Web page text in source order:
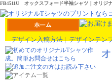
FB4511U オックスフォード半袖シャツ｜オリジ
デザイン入稿方法｜デザインテン